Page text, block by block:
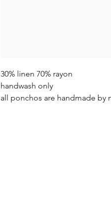
30% linen 70% rayon
handwash only
all ponchos are handmade by